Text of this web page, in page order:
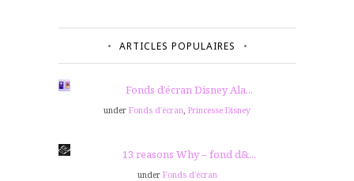
ARTICLES POPULAIRES
Fonds d’écran Disney Ala...
under Fonds d'écran Princesse Disney
13 reasons Why – fond d&...
under Fonds d'écran